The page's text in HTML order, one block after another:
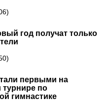
год получат только
первыми на
турнире по
гимнастике